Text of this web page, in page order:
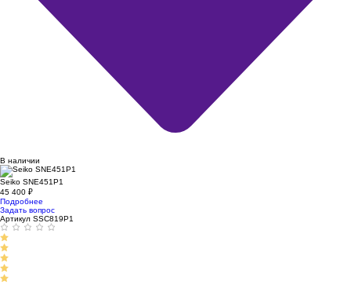
В наличии
Seiko SNE451P1
45 400 ₽
Подробнее
Задать вопрос
Артикул SSC819P1